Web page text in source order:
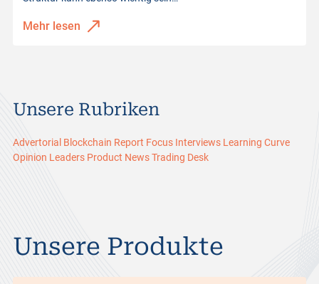
Mehr lesen
Unsere Rubriken
Advertorial Blockchain Report Focus Interviews Learning Curve
Opinion Leaders Product NewsTrading Desk
Unsere Produkte